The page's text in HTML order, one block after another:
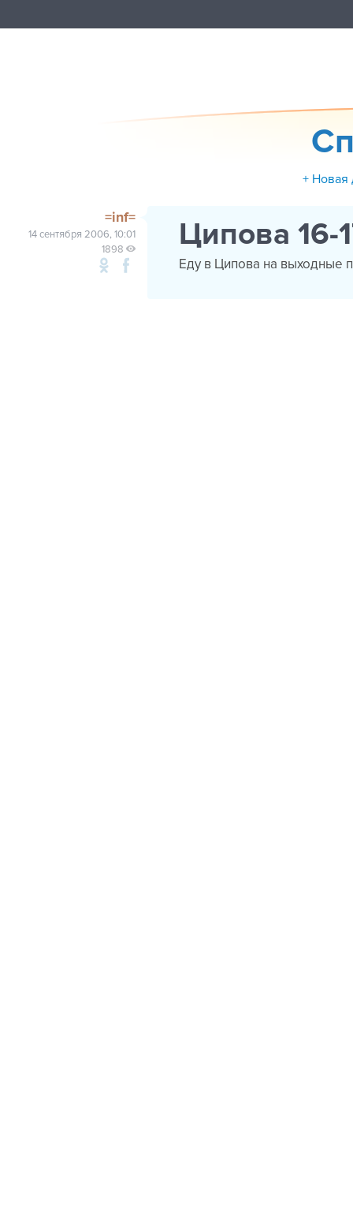
+ Новая
=inf=
14 сентября 2006, 10:01
1898
Ципова 16-
Еду в Ципова на выходные